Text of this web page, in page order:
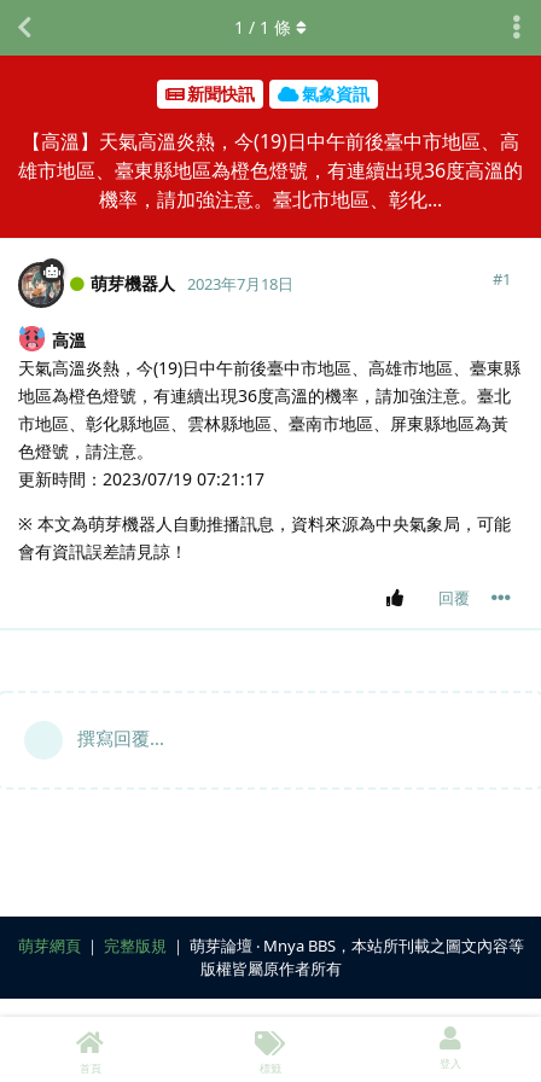
新聞快訊 氣象資訊
【高溫】天氣高溫炎熱，今(19)日中午前後臺中市地區、高
雄市地區、臺東縣地區為橙色燈號，有連續出現36度高溫的
機率，請加強注意。臺北市地區、彰化...
1 / 1 條
萌芽機器人 2023年7月18日 #1
高溫
天氣高溫炎熱，今(19)日中午前後臺中市地區、高雄市地區、臺東縣
地區為橙色燈號，有連續出現36度高溫的機率，請加強注意。臺北
市地區、彰化縣地區、雲林縣地區、臺南市地區、屏東縣地區為黃
色燈號，請注意。
更新時間：2023/07/19 07:21:17
※ 本文為萌芽機器人自動推播訊息，資料來源為中央氣象局，可能
會有資訊誤差請見諒！
回覆
撰寫回覆...
萌芽網頁｜ 完整版規 ｜ 萌芽論壇 ‧ Mnya BBS，本站所刊載之圖文內容等
版權皆屬原作者所有
首頁 標籤 登入